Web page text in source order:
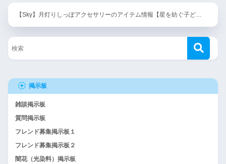
【Sky】月灯りしっぽアクセサリーのアイテム情報【星を紡ぐ子ど…
掲示板
雑談掲示板
質問掲示板
フレンド募集掲示板１
フレンド募集掲示板２
闇花（光染料）掲示板